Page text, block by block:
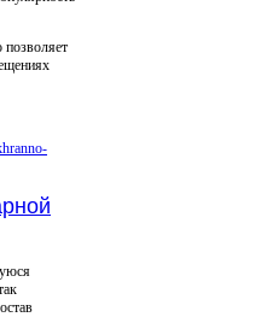
позволяет